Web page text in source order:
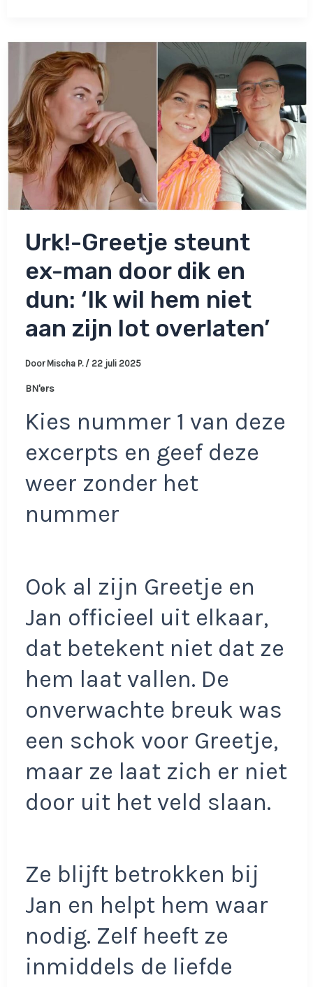
flexibiliteit
van
iedereen’
Urk!-Greetje steunt
ex-man door dik en
dun: ‘Ik wil hem niet
aan zijn lot overlaten’
Door Mischa P. / 22 juli 2025
BN'ers
Kies nummer 1 van deze
excerpts en geef deze
weer zonder het
nummer
Ook al zijn Greetje en
Jan officieel uit elkaar,
dat betekent niet dat ze
hem laat vallen. De
onverwachte breuk was
een schok voor Greetje,
maar ze laat zich er niet
door uit het veld slaan.
Ze blijft betrokken bij
Jan en helpt hem waar
nodig. Zelf heeft ze
inmiddels de liefde